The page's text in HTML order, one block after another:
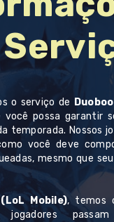
o serviço de
você possa garantir
temporada. Nossos
você deve
mesmo que
Mobile), temos